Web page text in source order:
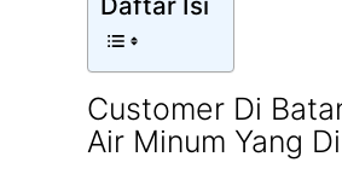
Customer Di
Air Minum Yang